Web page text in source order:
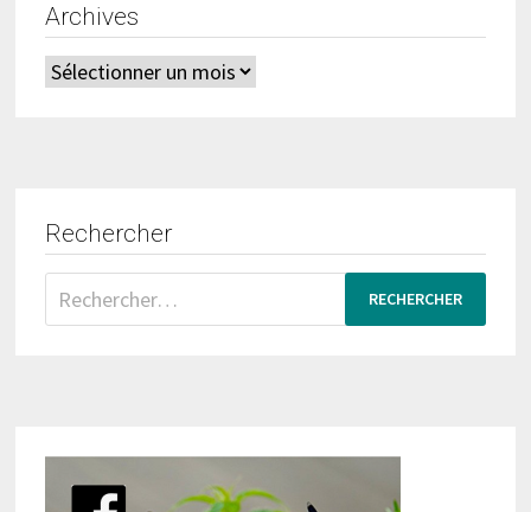
Archives
Archives
Rechercher
Rechercher :